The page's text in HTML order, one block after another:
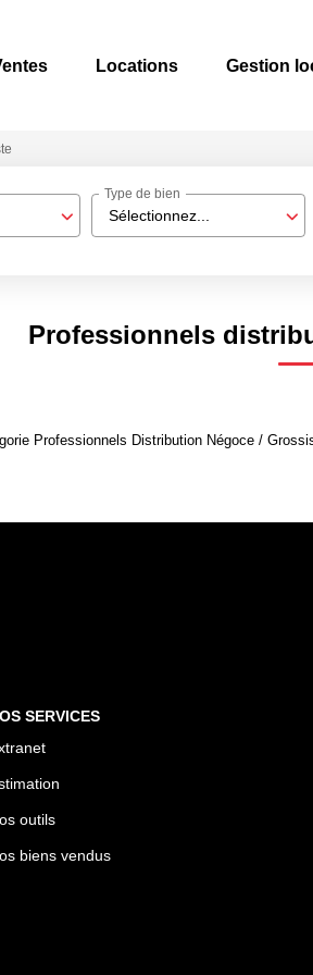
Locations Gestion
Sélectionnez...
Type de bien
Professionnels
Professionnels Distribution Négoce /
SERVICES
outils
biens vendus